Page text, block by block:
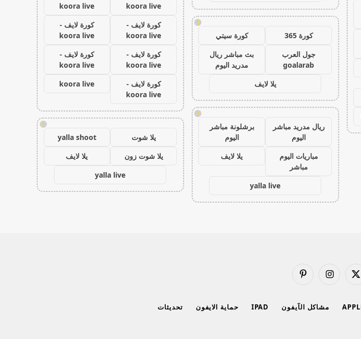
!
كورة 365
كورة سيتي
جول العرب
goalarab
بث مباشر ريال
مدريد اليوم
يلا لايف
!
ريال مدريد مباشر
اليوم
برشلونة مباشر
اليوم
مباريات اليوم
مباشر
يلا لايف
yalla live
koora live
koora live
كورة لايف -
koora live
كورة لايف -
koora live
كورة لايف -
koora live
كورة لايف -
koora live
كورة لايف -
koora live
koora live
!
يلا شوت
yalla shoot
يلا شوت زون
يلا لايف
yalla live
X
الانستغرامبينتيريست
مشاكل الآيفون IPAD حماية الايفون تحديثات